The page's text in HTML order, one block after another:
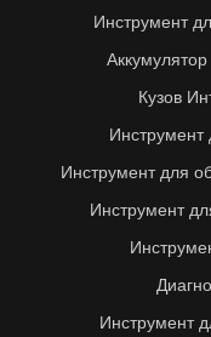
Инструмент
Кузов
Инструмент
Инструмент для
Инструмент
Инструмент